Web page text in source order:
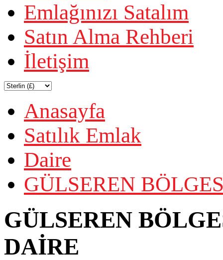
Emlağınızı Satalım
Satın Alma Rehberi
İletişim
Anasayfa
Satılık Emlak
Daire
GÜLSEREN
GÜLSEREN
DAİRE